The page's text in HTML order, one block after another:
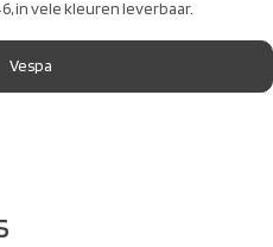
in vele kleuren leverbaar.
Vespa